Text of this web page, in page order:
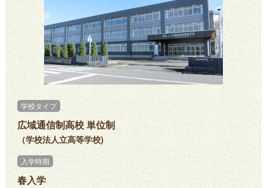
学校タイプ
広域通信制高校 単位制
（学校法人立高等学校)
入学時期
春入学